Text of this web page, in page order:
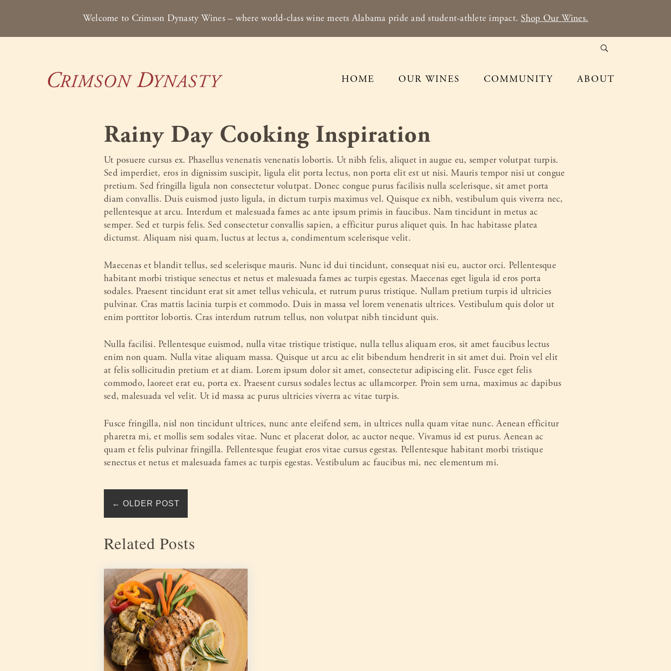
Welcome to Crimson Dynasty Wines – where world-class wine meets Alabama pride and student-athlete impact.Shop Our Wines.
HOME OUR WINES COMMUNITY ABOUT
Rainy Day Cooking Inspiration
Ut posuere cursus ex. Phasellus venenatis venenatis lobortis. Ut nibh felis, aliquet in augue eu, semper volutpat turpis.
Sed imperdiet, eros in dignissim suscipit, ligula elit porta lectus, non porta elit est ut nisi. Mauris tempor nisi ut congue
pretium. Sed fringilla ligula non consectetur volutpat. Donec congue purus facilisis nulla scelerisque, sit amet porta
diam convallis. Duis euismod justo ligula, in dictum turpis maximus vel. Quisque ex nibh, vestibulum quis viverra nec,
pellentesque at arcu. Interdum et malesuada fames ac ante ipsum primis in faucibus. Nam tincidunt in metus ac
semper. Sed et turpis felis. Sed consectetur convallis sapien, a efficitur purus aliquet quis. In hac habitasse platea
dictumst. Aliquam nisi quam, luctus at lectus a, condimentum scelerisque velit.
Maecenas et blandit tellus, sed scelerisque mauris. Nunc id dui tincidunt, consequat nisi eu, auctor orci. Pellentesque
habitant morbi tristique senectus et netus et malesuada fames ac turpis egestas. Maecenas eget ligula id eros porta
sodales. Praesent tincidunt erat sit amet tellus vehicula, et rutrum purus tristique. Nullam pretium turpis id ultricies
pulvinar. Cras mattis lacinia turpis et commodo. Duis in massa vel lorem venenatis ultrices. Vestibulum quis dolor ut
enim porttitor lobortis. Cras interdum rutrum tellus, non volutpat nibh tincidunt quis.
Nulla facilisi. Pellentesque euismod, nulla vitae tristique tristique, nulla tellus aliquam eros, sit amet faucibus lectus
enim non quam. Nulla vitae aliquam massa. Quisque ut arcu ac elit bibendum hendrerit in sit amet dui. Proin vel elit
at felis sollicitudin pretium et at diam. Lorem ipsum dolor sit amet, consectetur adipiscing elit. Fusce eget felis
commodo, laoreet erat eu, porta ex. Praesent cursus sodales lectus ac ullamcorper. Proin sem urna, maximus ac dapibus
sed, malesuada vel velit. Ut id massa ac purus ultricies viverra ac vitae turpis.
Fusce fringilla, nisl non tincidunt ultrices, nunc ante eleifend sem, in ultrices nulla quam vitae nunc. Aenean efficitur
pharetra mi, et mollis sem sodales vitae. Nunc et placerat dolor, ac auctor neque. Vivamus id est purus. Aenean ac
quam et felis pulvinar fringilla. Pellentesque feugiat eros vitae cursus egestas. Pellentesque habitant morbi tristique
senectus et netus et malesuada fames ac turpis egestas. Vestibulum ac faucibus mi, nec elementum mi.
← OLDER POST
Related Posts